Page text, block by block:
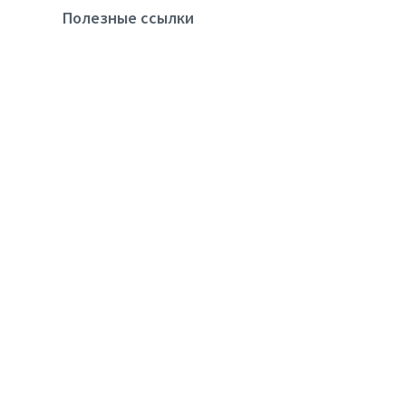
Полезные ссылки